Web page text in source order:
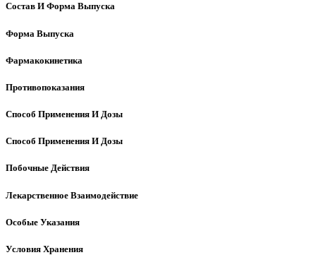
Состав И Форма Выпуска
Форма Выпуска
Фармакокинетика
Противопоказания
Способ Применения И Дозы
Способ Применения И Дозы
Побочные Действия
Лекарственное Взаимодействие
Особые Указания
Условия Хранения